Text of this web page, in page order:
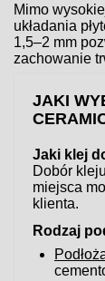
Mimo
układania
1,5–2 mm
zachowanie
JAKI
Jaki klej
Dobór
miejsca
klienta.
Rodzaj